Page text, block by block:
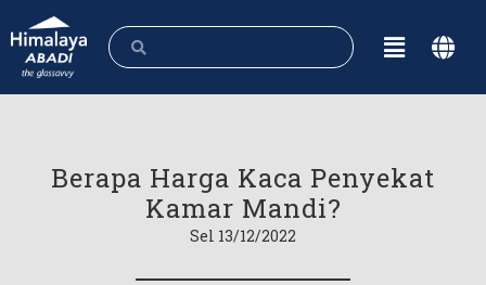
Berapa Harga Kaca Penyekat
Kamar Mandi?
Sel 13/12/2022